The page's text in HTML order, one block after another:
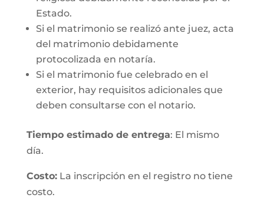
Estado.
Si el matrimonio se realizó ante juez, acta
del matrimonio debidamente
protocolizada en notaría.
Si el matrimonio fue celebrado en el
exterior, hay requisitos adicionales que
deben consultarse con el notario.
Tiempo estimado de entrega: El mismo
día.
Costo:La inscripción en el registro no tiene
costo.